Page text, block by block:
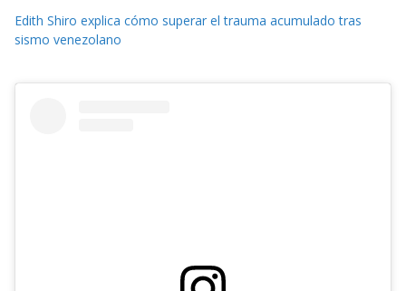
Edith Shiro explica cómo superar el trauma acumulado tras
sismo venezolano